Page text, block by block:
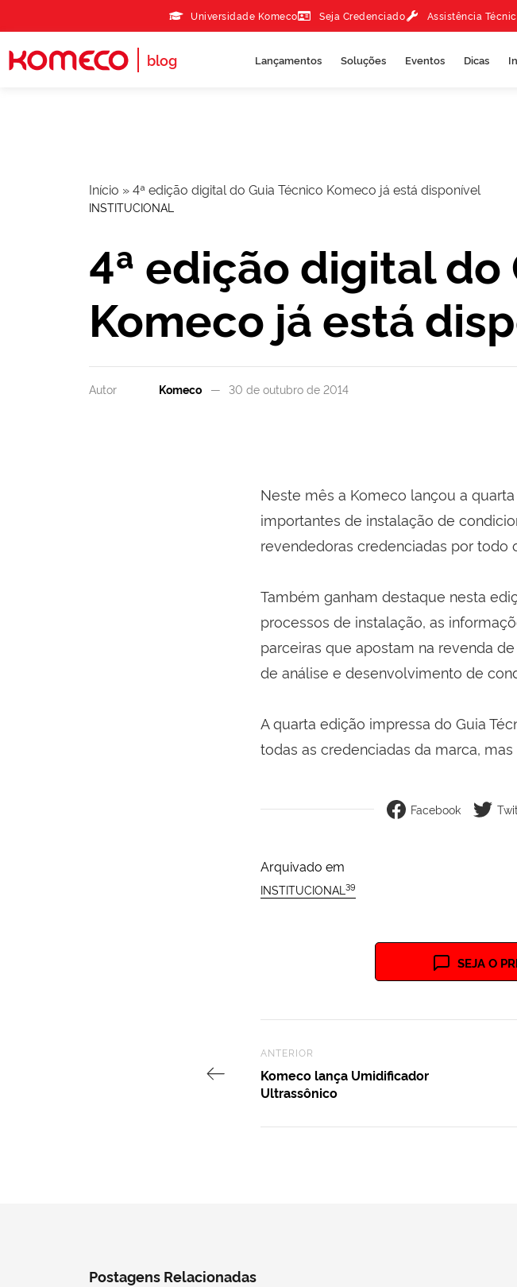
Universidade Komeco Seja Credenciado Assistência
blog Lançamentos Soluções Eventos Dicas
Início »4ª edição digital do Guia Técnico Komeco já está disponível
INSTITUCIONAL
4ª edição digital do
Komeco já está
Autor Komeco 30 de outubro de 2014
Neste mês a Komeco lançou a
importantes de instalação de
revendedoras credenciadas por todo
Também ganham destaque nesta
processos de instalação, as
parceiras que apostam na revenda
de análise e desenvolvimento de
A quarta edição impressa do Guia
todas as credenciadas da marca,
Facebook
Arquivado em
INSTITUCIONAL 39
SEJA O
Previous Post
ANTERIOR
Komeco lança Umidificador
Ultrassônico
Postagens Relacionadas